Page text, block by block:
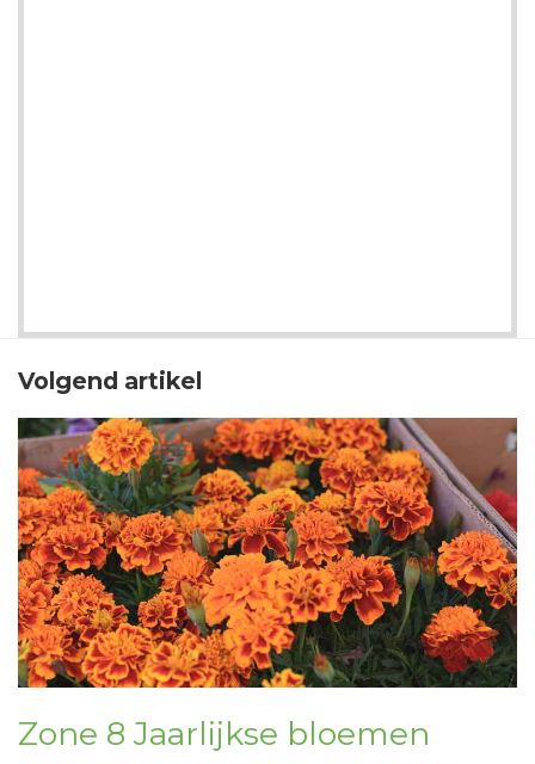
Volgend artikel
Zone 8 Jaarlijkse bloemen